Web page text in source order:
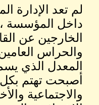
لم تعد الإدارة
داخل المؤسسة ،
الخارجين عن
والحراس
المعدل الذي
أصبحت تهتم
والاجتماعية